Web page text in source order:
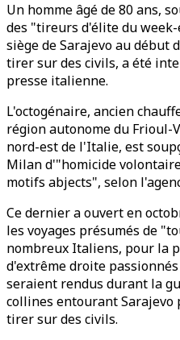
Un homme âgé de 80 ans,
des "tireurs d'élite du
siège de Sarajevo au début
tirer sur des civils, a été
presse italienne.
L'octogénaire, ancien
région autonome du Frioul-
nord-est de l'Italie, est
Milan d'"homicide
motifs abjects", selon
Ce dernier a ouvert en
les voyages présumés de
nombreux Italiens, pour la
d'extrême droite
seraient rendus durant la
collines entourant Sarajevo
tirer sur des civils.